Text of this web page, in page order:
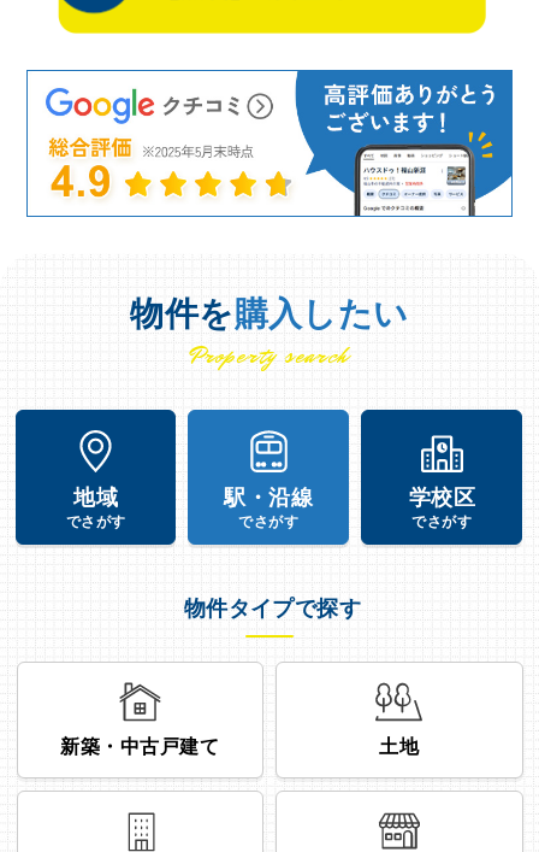
物件を購入したい
Property search
地域
でさがす
駅・沿線
でさがす
学校区
でさがす
物件タイプで探す
新築・中古戸建て 土地